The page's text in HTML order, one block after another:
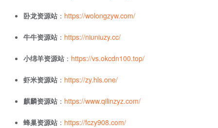
卧龙资源站 ： https://wolongzyw.com/
牛牛资源站 ： https://niuniuzy.cc/
小绵羊资源站 ： https://vs.okcdn100.top/
虾米资源站 ： https://zy.hls.one/
麒麟资源站 ： https://www.qilinzyz.com/
蜂巢资源站 ： https://fczy908.com/